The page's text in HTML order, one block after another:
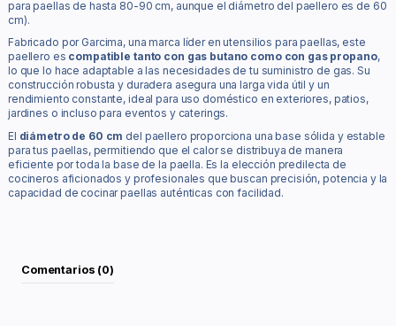
para paellas de hasta 80-90 cm, aunque el diámetro del paellero es de 60
cm).
Fabricado por Garcima, una marca líder en utensilios para paellas, este
paellero es compatible tanto con gas butano como con gas propano,
lo que lo hace adaptable a las necesidades de tu suministro de gas. Su
construcción robusta y duradera asegura una larga vida útil y un
rendimiento constante, ideal para uso doméstico en exteriores, patios,
jardines o incluso para eventos y caterings.
El diámetro de 60 cm del paellero proporciona una base sólida y estable
para tus paellas, permitiendo que el calor se distribuya de manera
eficiente por toda la base de la paella. Es la elección predilecta de
cocineros aficionados y profesionales que buscan precisión, potencia y la
capacidad de cocinar paellas auténticas con facilidad.
Comentarios (0)